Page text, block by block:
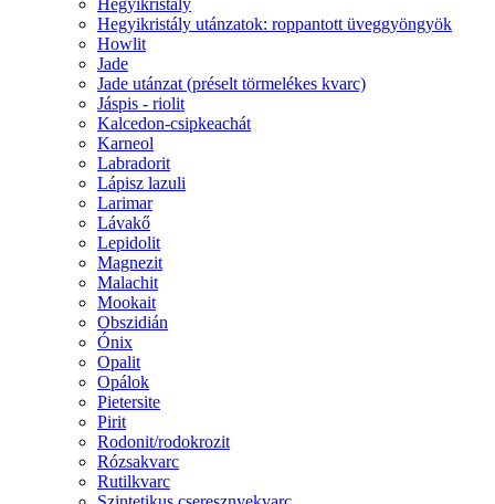
Hegyikristály
Hegyikristály utánzatok: roppantott üveggyöngyök
Howlit
Jade
Jade utánzat (préselt törmelékes kvarc)
Jáspis - riolit
Kalcedon-csipkeachát
Karneol
Labradorit
Lápisz lazuli
Larimar
Lávakő
Lepidolit
Magnezit
Malachit
Mookait
Obszidián
Ónix
Opalit
Opálok
Pietersite
Pirit
Rodonit/rodokrozit
Rózsakvarc
Rutilkvarc